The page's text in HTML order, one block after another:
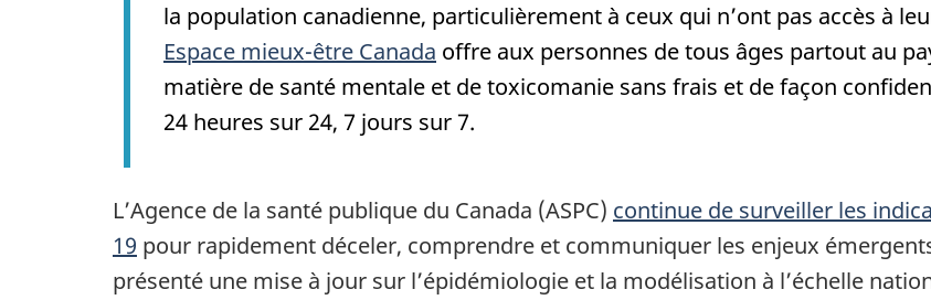
la population canadienne, particulièrement à ceux qui n’ont pas accès à
Espace mieux-être Canada offre aux personnes de tous âges partout au
matière de santé mentale et de toxicomanie sans frais et de façon
24 heures sur 24, 7 jours sur 7.
L’Agence de la santé publique du Canada (ASPC) continue de surveiller les
19 pour rapidement déceler, comprendre et communiquer les enjeux
présenté une mise à jour sur l’épidémiologie et la modélisation à l’échelle